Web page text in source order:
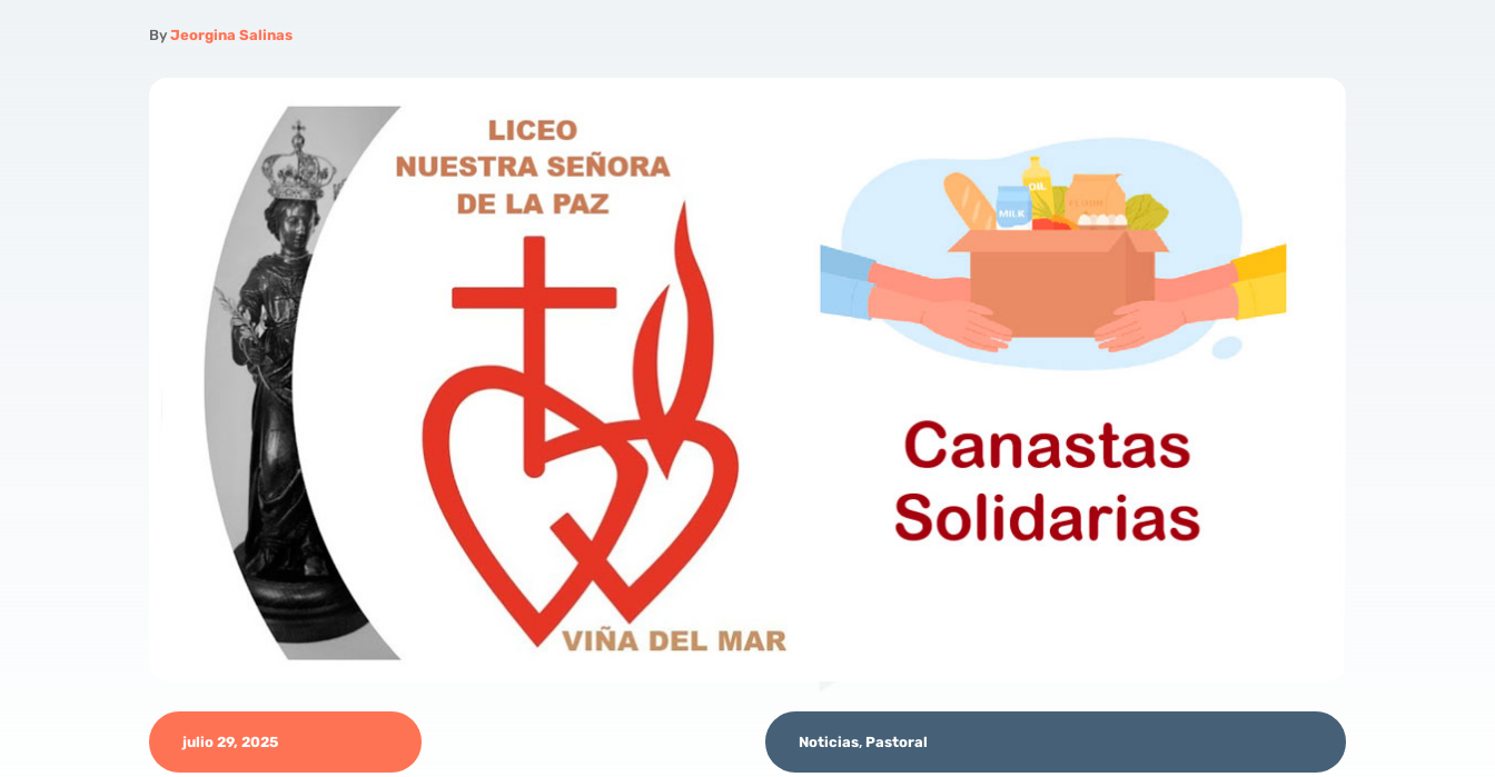
ByJeorgina Salinas
julio 29, 2025 Noticias, Pastoral